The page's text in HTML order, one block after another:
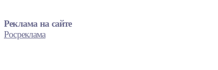
Реклама на сайте
Росреклама